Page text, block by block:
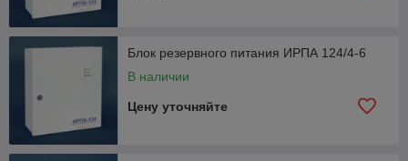
Блок резервного питания ИРПА 124/4-6
В наличии
Цену уточняйте